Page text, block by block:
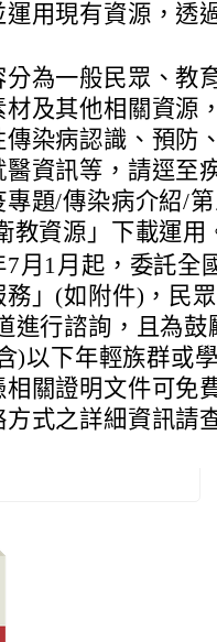
運用現有資源，透
分為一般民眾、教
材及其他相關資源
染病認識、預防
醫資訊等，請逕至
專題/傳染病介紹/
教資源」下載運用
月1月起，委託全
務」(如附件)，民
進行諮詢，且為
)以下年輕族群或
相關證明文件可免
方式之詳細資訊請